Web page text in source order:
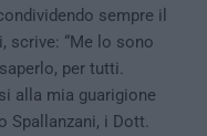
sempre il
scrive: “Me lo sono
per tutti.
alla mia guarigione
Spallanzani, i Dott.